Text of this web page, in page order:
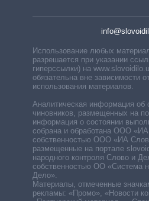
Использование любых
разрешается при указании
гиперссылки) на
обязательна вне зависимости
использования материалов.
Аналитическая информация об
чиновников, размещенных на
информация о состоянии
собрана и обработана ООО «ИА
собственностью ООО «ИА
размещенные на портале
народного контроля Слово и
собственностью ОО «Система
Дело».
Материалы, отмеченные
рекламы: «Промо», «Новости